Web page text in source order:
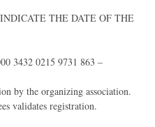
THE DATE OF THE
3432 0215 9731 863 –
by the organizing association.
validates registration.